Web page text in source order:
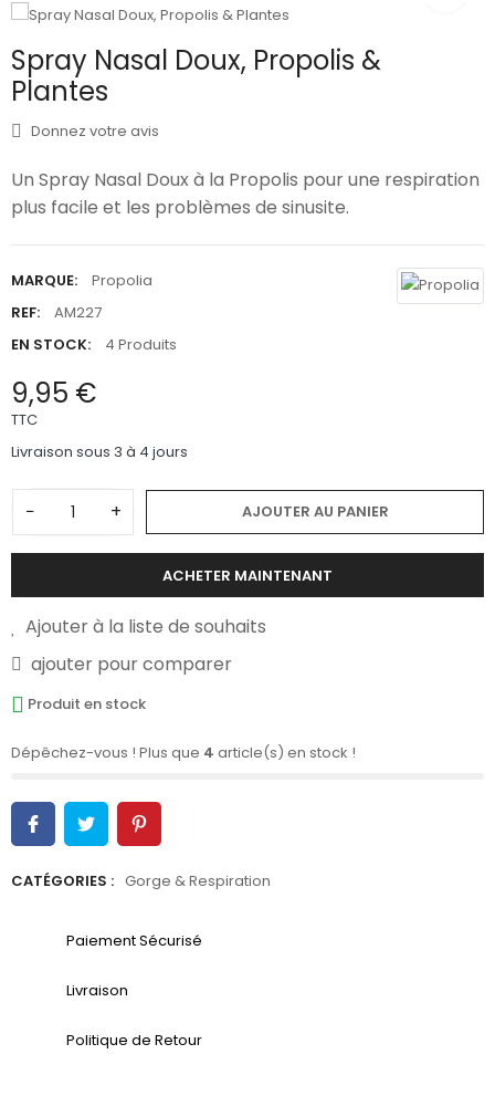
Spray Nasal Doux, Propolis &
Plantes
Donnez votre avis
Un Spray Nasal Doux à la Propolis pour une respiration
plus facile et les problèmes de sinusite.
MARQUE:
Propolia
REF:
AM227
EN STOCK:
4 Produits
9,95 €
TTC
Livraison sous 3 à 4 jours
− + AJOUTER AU PANIER
ACHETER MAINTENANT
Ajouter à la liste de souhaits
ajouter pour comparer
Produit en stock
Dépêchez-vous ! Plus que 4 article(s) en stock !
CATÉGORIES : Gorge & Respiration
Paiement Sécurisé
Livraison
Politique de Retour